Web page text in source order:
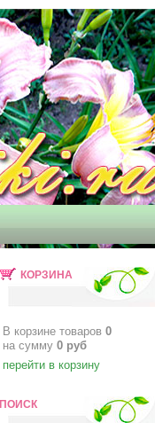
КОРЗИНА
В корзине товаров 0
на сумму 0 руб
перейти в корзину
ПОИСК